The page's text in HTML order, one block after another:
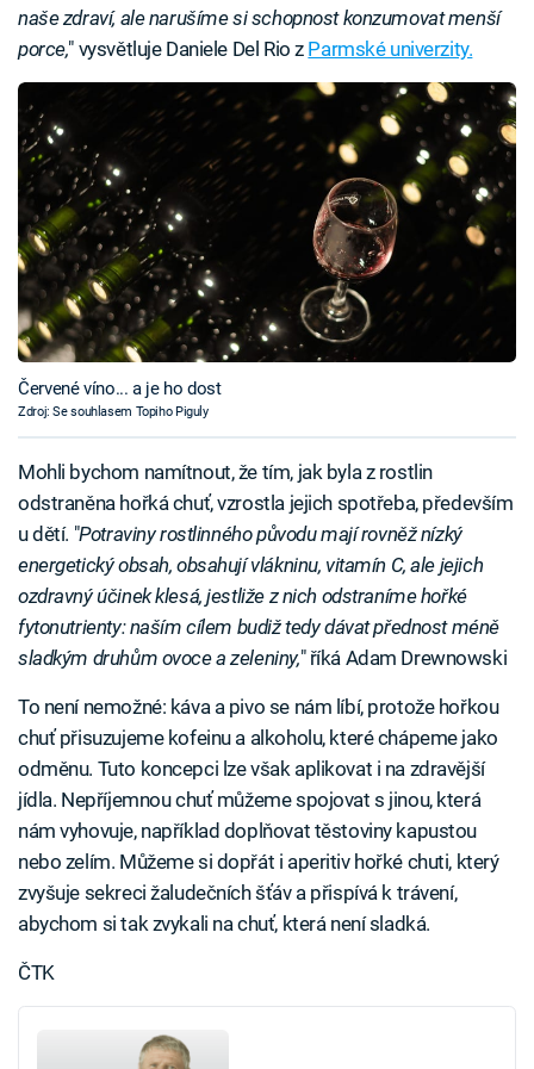
naše zdraví, ale narušíme si schopnost konzumovat menší
porce," vysvětluje Daniele Del Rio z Parmské univerzity.
Červené víno... a je ho dost
Zdroj: Se souhlasem Topiho Piguly
Mohli bychom namítnout, že tím, jak byla z rostlin
odstraněna hořká chuť, vzrostla jejich spotřeba, především
u dětí. "Potraviny rostlinného původu mají rovněž nízký
energetický obsah, obsahují vlákninu, vitamín C, ale jejich
ozdravný účinek klesá, jestliže z nich odstraníme hořké
fytonutrienty: naším cílem budiž tedy dávat přednost méně
sladkým druhům ovoce a zeleniny," říká Adam Drewnowski
To není nemožné: káva a pivo se nám líbí, protože hořkou
chuť přisuzujeme kofeinu a alkoholu, které chápeme jako
odměnu. Tuto koncepci lze však aplikovat i na zdravější
jídla. Nepříjemnou chuť můžeme spojovat s jinou, která
nám vyhovuje, například doplňovat těstoviny kapustou
nebo zelím. Můžeme si dopřát i aperitiv hořké chuti, který
zvyšuje sekreci žaludečních šťáv a přispívá k trávení,
abychom si tak zvykali na chuť, která není sladká.
ČTK